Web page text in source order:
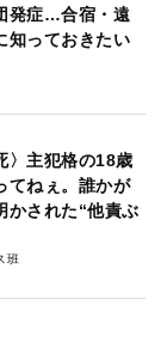
発症…合宿・遠
知っておきたい
〉主犯格の18歳
てねぇ。誰かが
かされた“他責ぶ
班